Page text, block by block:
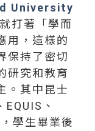
University
打著「學而
用，這樣的
保持了密切
研究和教育
。其中昆士
、
學生畢業後